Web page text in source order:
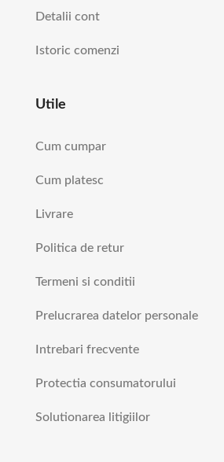
Detalii cont
Istoric comenzi
Utile
Cum cumpar
Cum platesc
Livrare
Politica de retur
Termeni si conditii
Prelucrarea datelor personale
Intrebari frecvente
Protectia consumatorului
Solutionarea litigiilor